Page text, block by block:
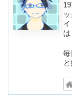
は
毎